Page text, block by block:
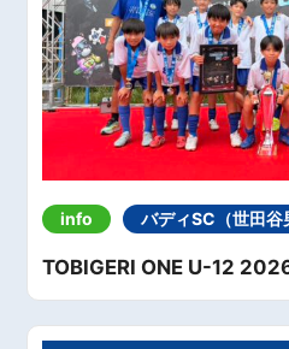
info バディSC（世田谷
TOBIGERI ONE U-12